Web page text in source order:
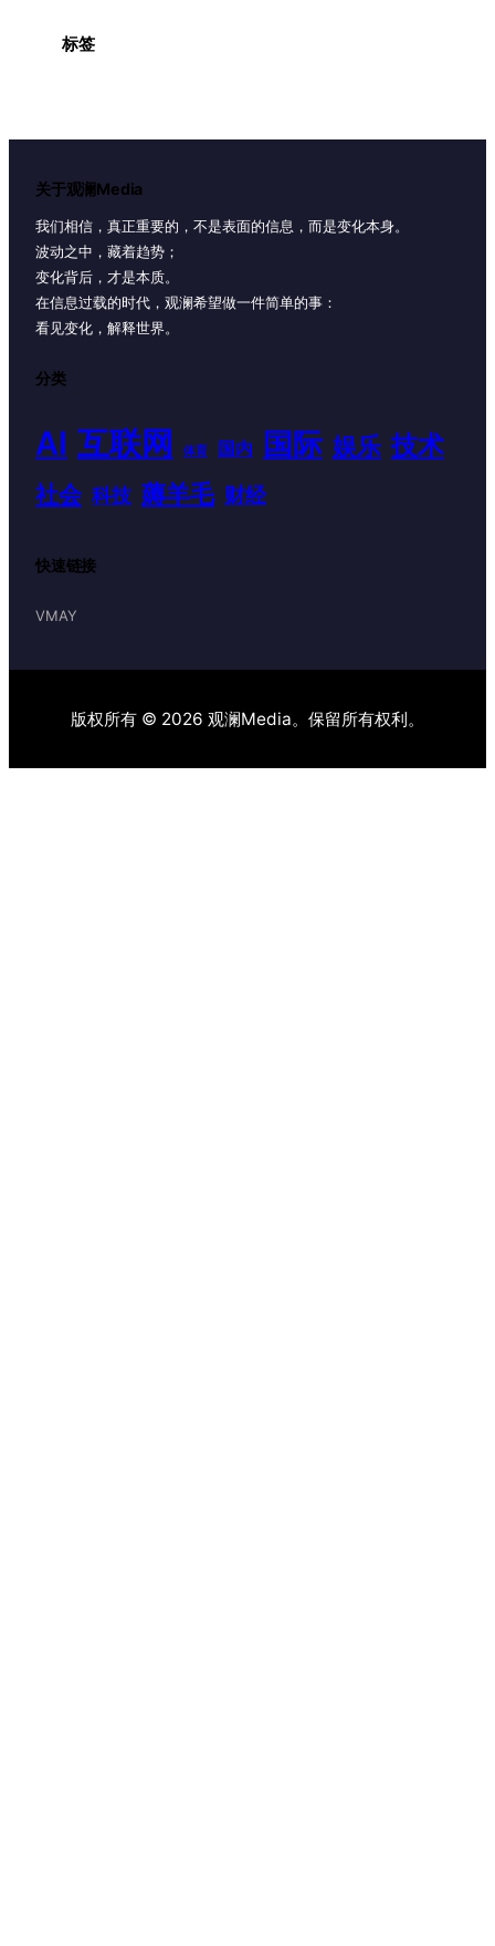
标签
关于观澜Media
我们相信，真正重要的，不是表面的信息，而是变化本身。
波动之中，藏着趋势；
变化背后，才是本质。
在信息过载的时代，观澜希望做一件简单的事：
看见变化，解释世界。
分类
AI 互联网 体育 国内 国际 娱乐 技术
社会 科技 薅羊毛 财经
快速链接
VMAY
版权所有 © 2026 观澜Media。保留所有权利。